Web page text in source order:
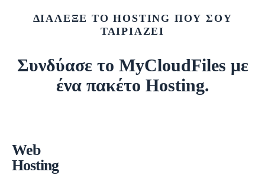
ΔΙΑΛΕΞΕ ΤΟ HOSTING ΠΟΥ ΣΟΥ
ΤΑΙΡΙΑΖΕΙ
Συνδύασε το MyCloudFiles με
ένα πακέτο Hosting.
Web
Hosting